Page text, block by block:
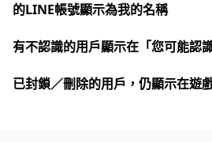
的LINE帳號顯示為我的名稱
有不認識的用戶顯示在「您可能認
已封鎖／刪除的用戶，仍顯示在遊